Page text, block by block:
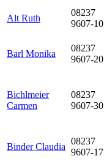
Alt Ruth
08237
9607-10
Barl Monika
08237
9607-20
Bichlmeier
Carmen
08237
9607-30
Binder Claudia
08237
9607-17